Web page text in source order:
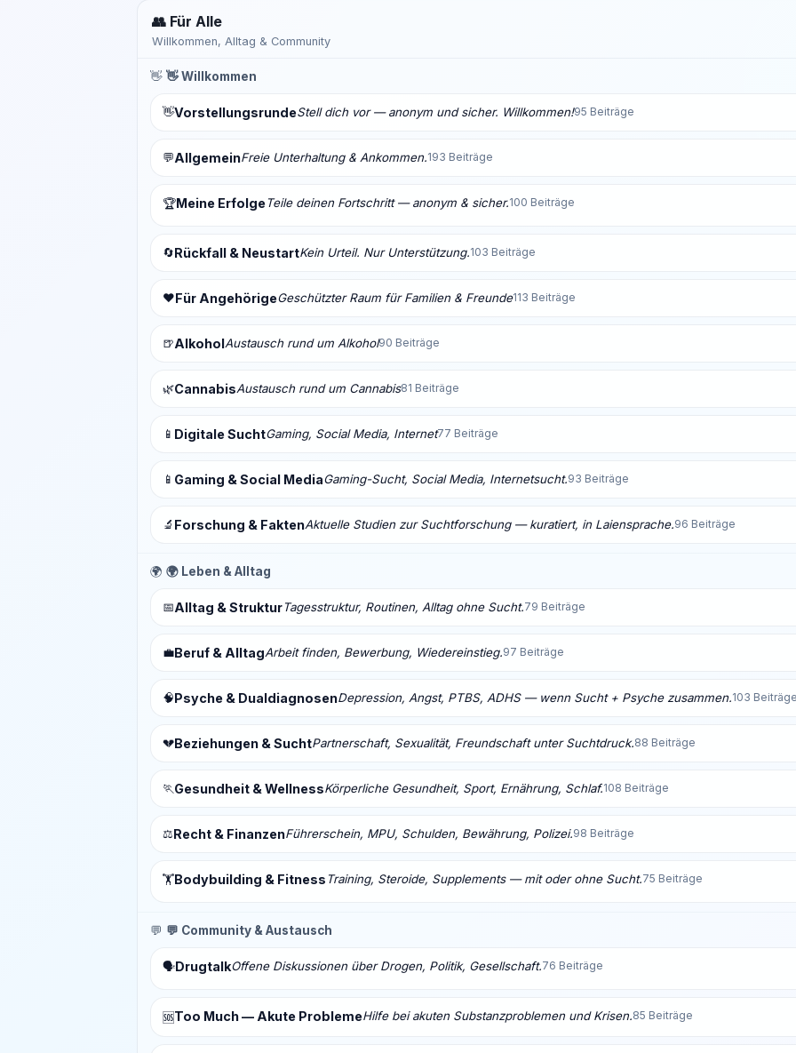
👥 Für Alle
Willkommen, Alltag & Community
👋 👋 Willkommen
👋VorstellungsrundeStell dich vor — anonym und sicher. Willkommen!95 Beiträge
💬AllgemeinFreie Unterhaltung & Ankommen.193 Beiträge
🏆Meine ErfolgeTeile deinen Fortschritt — anonym & sicher.100 Beiträge
🔄Rückfall & NeustartKein Urteil. Nur Unterstützung.103 Beiträge
❤️Für AngehörigeGeschützter Raum für Familien & Freunde113 Beiträge
🍺AlkoholAustausch rund um Alkohol90 Beiträge
🌿CannabisAustausch rund um Cannabis81 Beiträge
📱 Digitale SuchtGaming, Social Media, Internet77 Beiträge
📱 Gaming & Social MediaGaming-Sucht, Social Media, Internetsucht.93 Beiträge
🔬 Forschung & FaktenAktuelle Studien zur Suchtforschung — kuratiert, in Laiensprache.96 Beiträge
🌍 🌍 Leben & Alltag
📅Alltag & StrukturTagesstruktur, Routinen, Alltag ohne Sucht.79 Beiträge
💼Beruf & AlltagArbeit finden, Bewerbung, Wiedereinstieg.97 Beiträge
🧠Psyche & DualdiagnosenDepression, Angst, PTBS, ADHS — wenn Sucht + Psyche zusammen.103
💔Beziehungen & SuchtPartnerschaft, Sexualität, Freundschaft unter Suchtdruck.88 Beiträge
🏃Gesundheit & WellnessKörperliche Gesundheit, Sport, Ernährung, Schlaf.108 Beiträge
⚖️Recht & FinanzenFührerschein, MPU, Schulden, Bewährung, Polizei.98 Beiträge
🏋️Bodybuilding & Fitness Training, Steroide, Supplements — mit oder ohne Sucht.75 Beiträge
💬 💬 Community & Austausch
🗣️DrugtalkOffene Diskussionen über Drogen, Politik, Gesellschaft.76 Beiträge
🆘Too Much — Akute ProblemeHilfe bei akuten Substanzproblemen und Krisen.85 Beiträge